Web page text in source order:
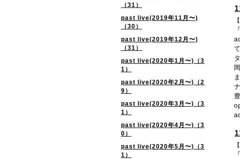
（31）
past live(2019年11月〜)
（30）
past live(2019年12月〜)
（31）
past live(2020年1月〜)（3
1）
past live(2020年2月〜)（2
9）
past live(2020年3月〜)（3
1）
past live(2020年4月〜)（3
0）
past live(2020年5月〜)（3
1）